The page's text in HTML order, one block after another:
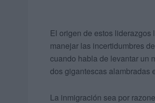
El origen de estos
manejar las incertidumbres
cuando habla de levantar un
dos gigantescas alambradas
La inmigración sea por